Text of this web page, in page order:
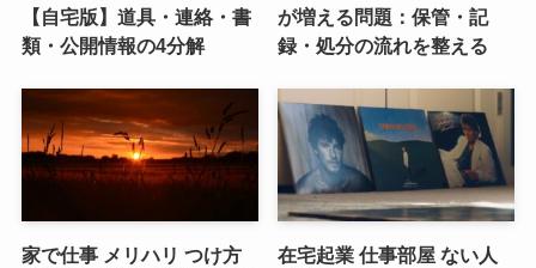
【自宅版】道具・連絡・書
類・公開情報の4分解
が増える問題：保管・記
録・処分の流れを整える
家で仕事 メリハリ つけ方
在宅起業 仕事部屋 ない人